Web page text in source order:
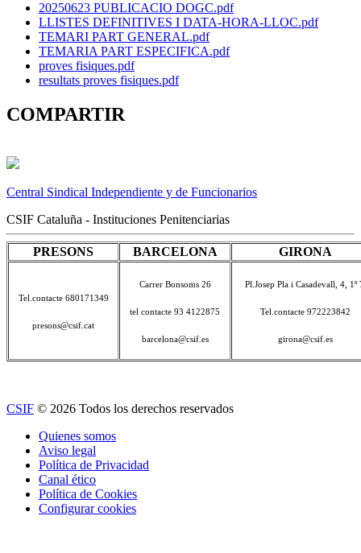
20250623 PUBLICACIO DOGC.pdf
LLISTES DEFINITIVES I DATA-HORA-LLOC.pdf
TEMARI PART GENERAL.pdf
TEMARIA PART ESPECIFICA.pdf
proves fisiques.pdf
resultats proves fisiques.pdf
COMPARTIR
Central Sindical Independiente y de Funcionarios
CSIF Cataluña - Instituciones Penitenciarias
PRESONS BARCELONA GIRONA
Tel.contacte 680171349
presons@csif.cat
Carrer Bonsoms 26
tel contacte 93 4122875
barcelona@csif.es
Pl.Josep Pla i Casadevall, 4, 1º
Tel.contacte 972223842
girona@csif.es
CSIF © 2026 Todos los derechos reservados
Quienes somos
Aviso legal
Política de Privacidad
Canal ético
Política de Cookies
Configurar cookies